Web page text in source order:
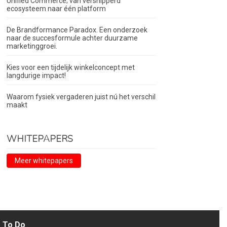
ecosysteem naar één platform
De Brandformance Paradox. Een onderzoek
naar de succesformule achter duurzame
marketinggroei.
Kies voor een tijdelijk winkelconcept met
langdurige impact!
Waarom fysiek vergaderen juist nú het verschil
maakt
WHITEPAPERS
Meer whitepapers
To Do